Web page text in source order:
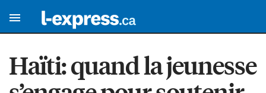
Haïti: quand la jeunesse